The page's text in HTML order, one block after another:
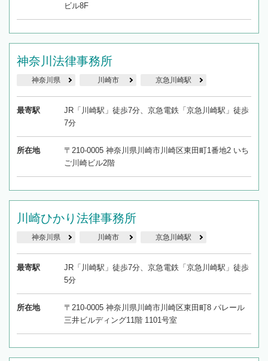
ビル8F
神奈川法律事務所
神奈川県 川崎市 京急川崎駅
最寄駅
JR「川崎駅」徒歩7分、京急電鉄「京急川崎駅」徒歩
7分
所在地
〒210-0005 神奈川県川崎市川崎区東田町1番地2 いち
ご川崎ビル2階
川崎ひかり法律事務所
神奈川県 川崎市 京急川崎駅
最寄駅
JR「川崎駅」徒歩7分、京急電鉄「京急川崎駅」徒歩
5分
所在地
〒210-0005 神奈川県川崎市川崎区東田町8 パレール
三井ビルディング11階 1101号室